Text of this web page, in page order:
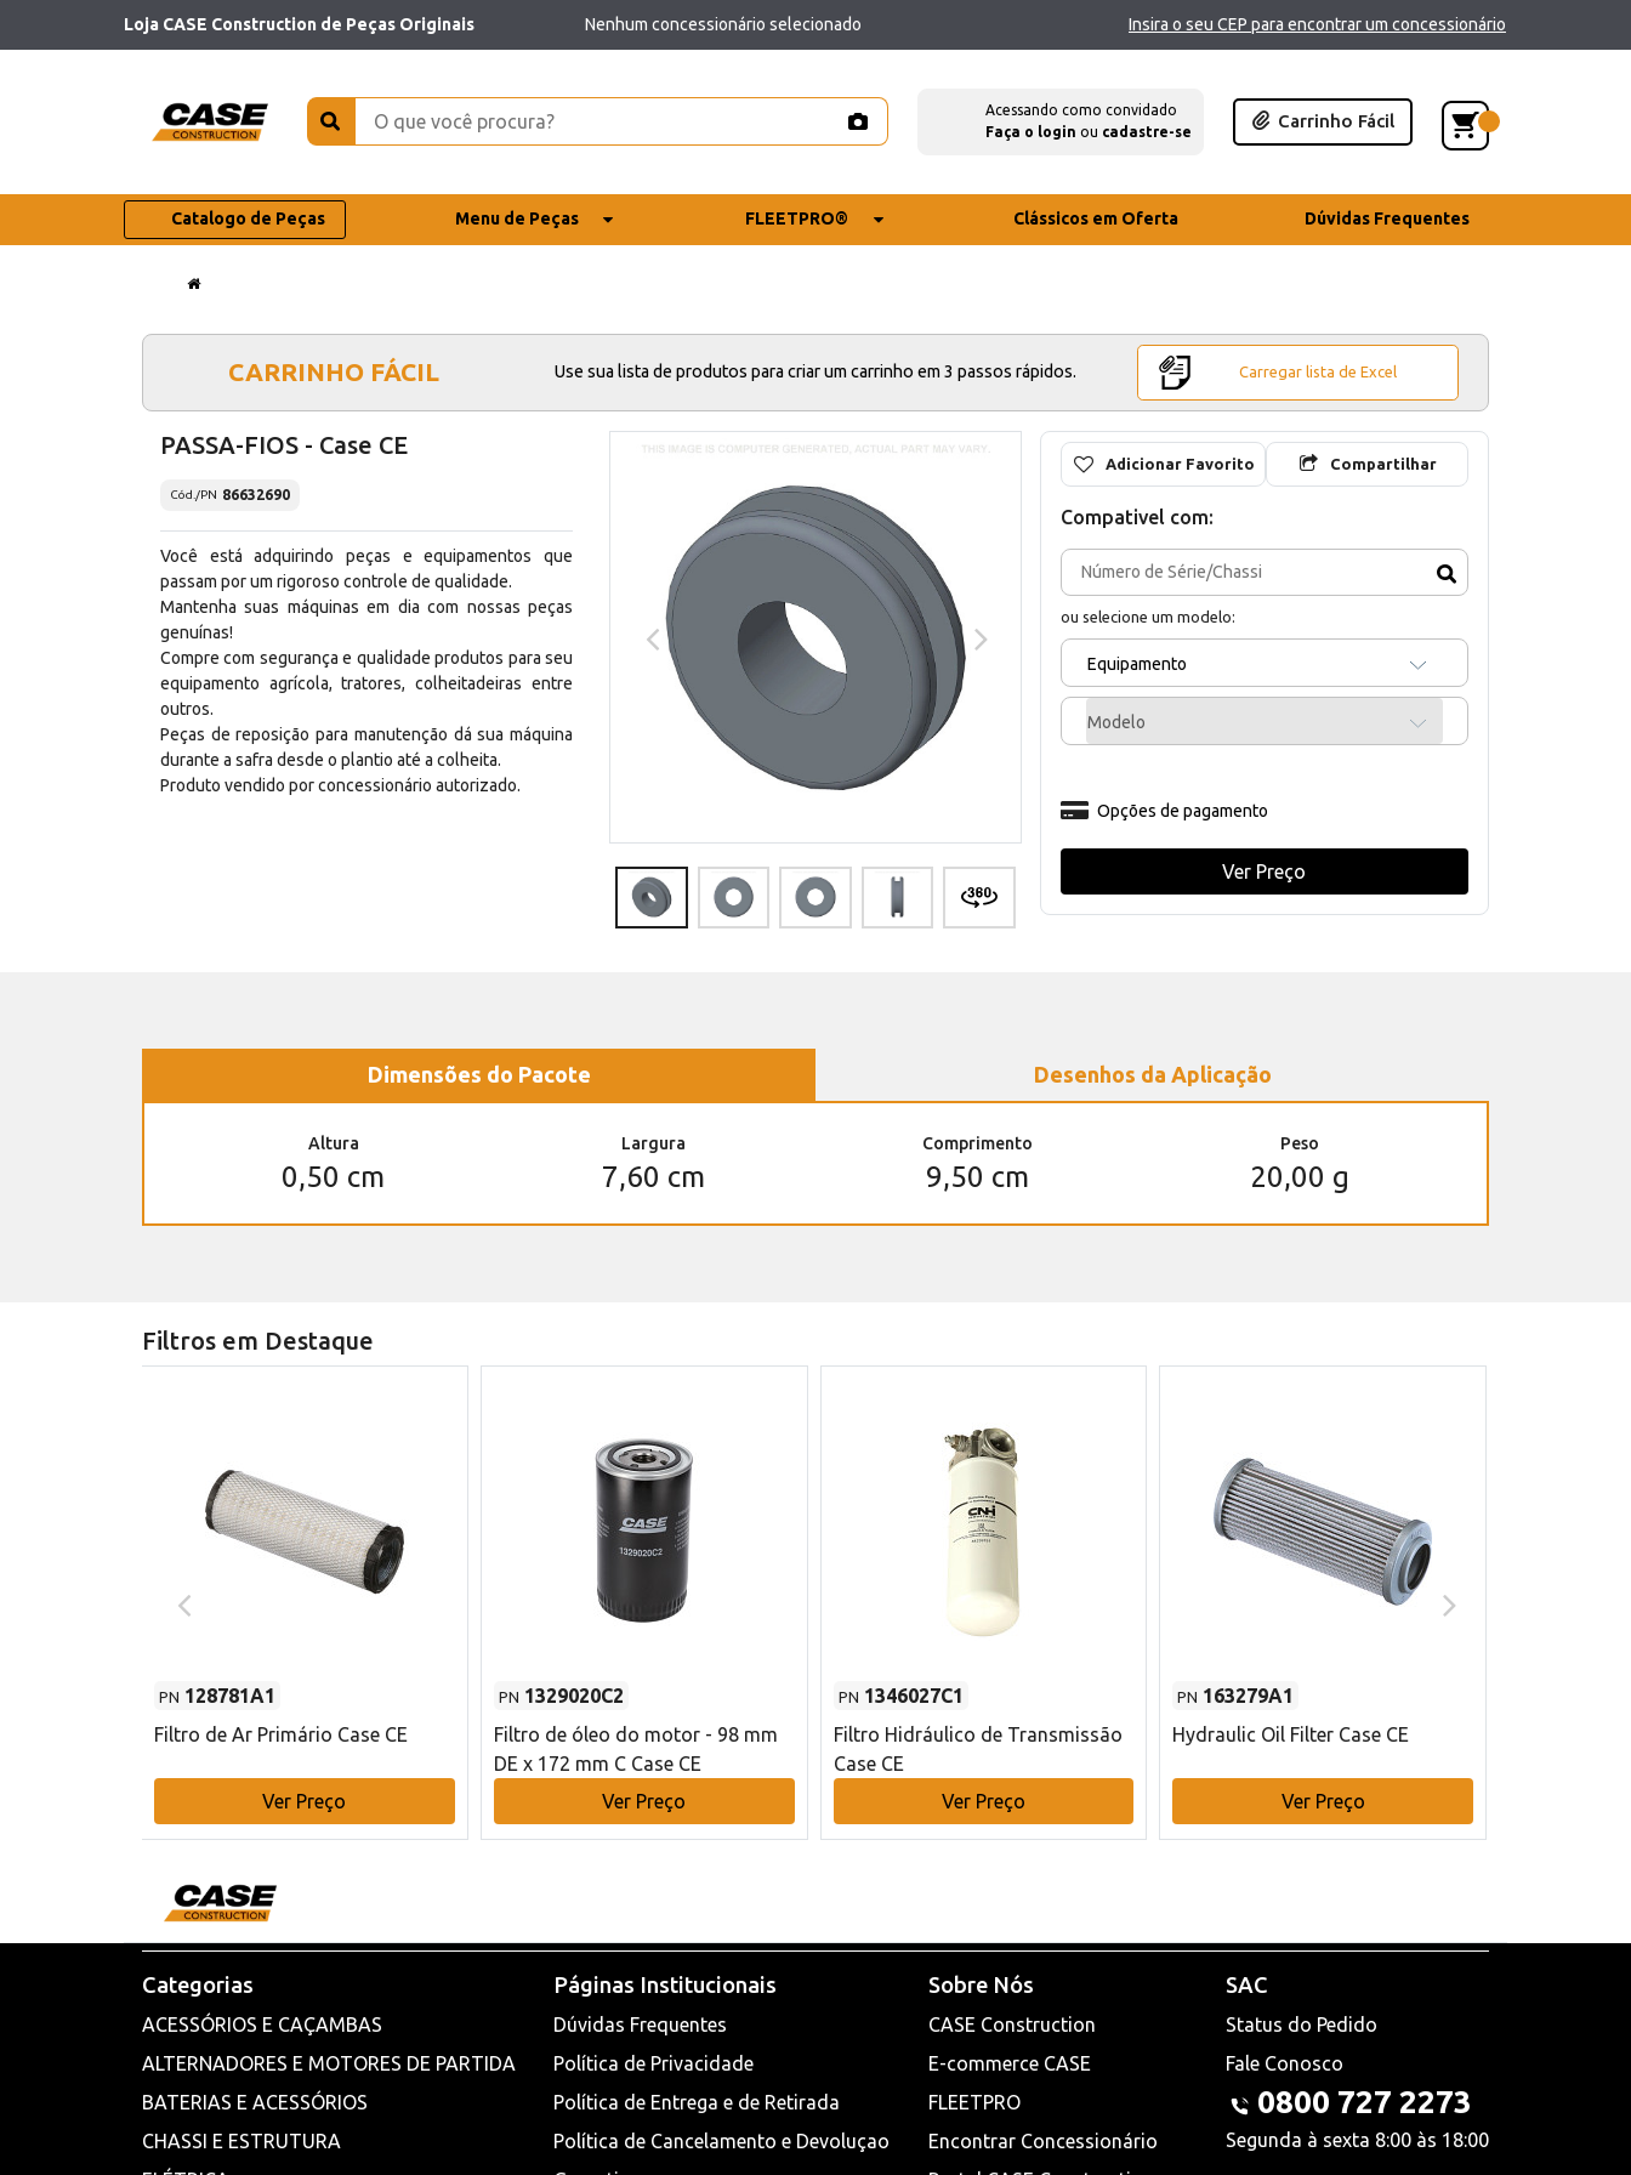
Loja CASE Construction de Peças Originais Nenhum concessionário selecionado Insira o seu CEP para encontrar um concessionário
Acessando como convidado
Faça o login ou cadastre-se
Carrinho Fácil
Catalogo de Peças Menu de Peças FLEETPRO® Clássicos em Oferta Dúvidas Frequentes
CARRINHO FÁCIL Use sua lista de produtos para criar um carrinho em 3 passos rápidos. Carregar lista de Excel
PASSA-FIOS - Case CE
Cód./PN 86632690
Você está adquirindo peças e equipamentos que
passam por um rigoroso controle de qualidade.
Mantenha suas máquinas em dia com nossas peças
genuínas!
Compre com segurança e qualidade produtos para seu
equipamento agrícola, tratores, colheitadeiras entre
outros.
Peças de reposição para manutenção dá sua máquina
durante a safra desde o plantio até a colheita.
Produto vendido por concessionário autorizado.
Adicionar Favorito Compartilhar
Compativel com:
ou selecione um modelo:
Equipamento
Modelo
Opções de pagamento
Ver Preço
Dimensões do Pacote Desenhos da Aplicação
Altura
0,50 cm
Largura
7,60 cm
Comprimento
9,50 cm
Peso
20,00 g
Filtros em Destaque
PN 128781A1
Filtro de Ar Primário Case CE
Ver Preço
PN 1329020C2
Filtro de óleo do motor - 98 mm
DE x 172 mm C Case CE
Ver Preço
PN 1346027C1
Filtro Hidráulico de Transmissão
Case CE
Ver Preço
PN 163279A1
Hydraulic Oil Filter Case CE
Ver Preço
Categorias
ACESSÓRIOS E CAÇAMBAS
ALTERNADORES E MOTORES DE PARTIDA
BATERIAS E ACESSÓRIOS
CHASSI E ESTRUTURA
Páginas Institucionais
Dúvidas Frequentes
Política de Privacidade
Política de Entrega e de Retirada
Política de Cancelamento e Devoluçao
Sobre Nós
CASE Construction
E-commerce CASE
FLEETPRO
Encontrar Concessionário
SAC
Status do Pedido
Fale Conosco
0800 727 2273
Segunda à sexta 8:00 às 18:00